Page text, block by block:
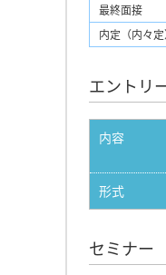
最終面接
内定（内々定
エントリ
内容
形式
セミナー